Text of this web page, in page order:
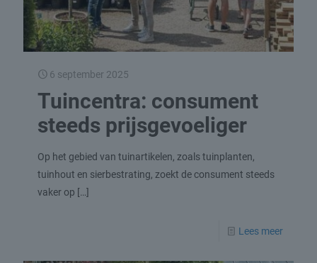
6 september 2025
Tuincentra: consument
steeds prijsgevoeliger
Op het gebied van tuinartikelen, zoals tuinplanten,
tuinhout en sierbestrating, zoekt de consument steeds
vaker op […]
Lees meer